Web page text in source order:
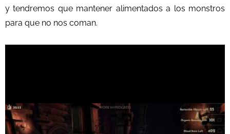
y tendremos que mantener alimentados a los monstros
para que no nos coman.